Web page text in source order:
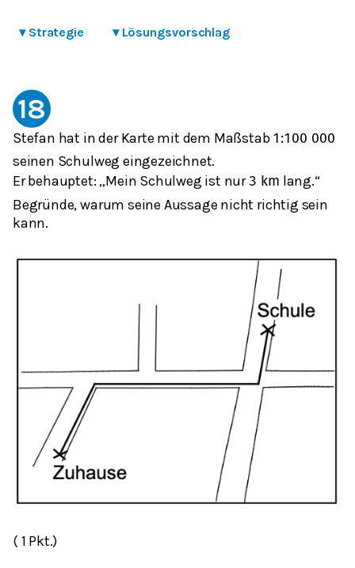
▾ Strategie ▾ Lösungsvorschlag
18
Stefan hat in der Karte mit dem Maßstab 1 :100 000
seinen Schulweg eingezeichnet.
Er behauptet: „Mein Schulweg ist nur3 km lang.“
Begründe, warum seine Aussage nicht richtig sein
kann.
( 1 Pkt.)